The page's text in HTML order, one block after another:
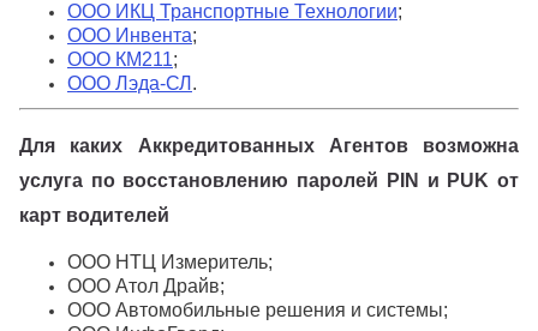
ООО ИКЦ Транспортные Технологии;
ООО Инвента;
ООО КМ211;
ООО Лэда-СЛ .
Для каких Аккредитованных Агентов возможна
услуга по восстановлению паролей PIN и PUK от
карт водителей
ООО НТЦ Измеритель;
ООО Атол Драйв;
ООО Автомобильные решения и системы;